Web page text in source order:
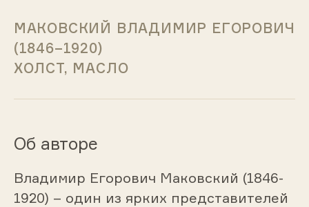
МАКОВСКИЙ ВЛАДИМИР ЕГОРОВИЧ
(1846–1920)
ХОЛСТ, МАСЛО
Об авторе
Владимир Егорович Маковский (1846-
1920) – один из ярких представителей